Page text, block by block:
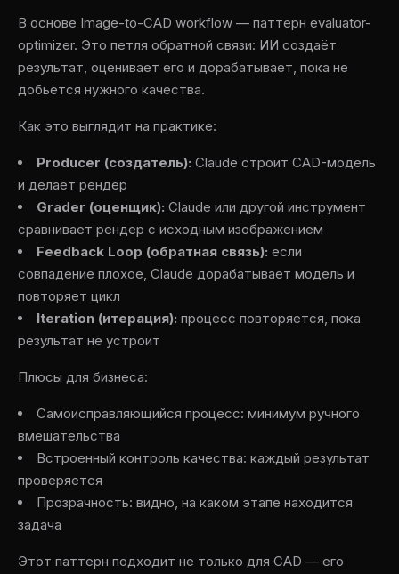
В основе Image-to-CAD workflow — паттерн evaluator-
optimizer. Это петля обратной связи: ИИ создаёт
результат, оценивает его и дорабатывает, пока не
добьётся нужного качества.
Как это выглядит на практике:
Producer (создатель): Claude строит CAD-модель
и делает рендер
Grader (оценщик): Claude или другой инструмент
сравнивает рендер с исходным изображением
Feedback Loop (обратная связь): если
совпадение плохое, Claude дорабатывает модель и
повторяет цикл
Iteration (итерация): процесс повторяется, пока
результат не устроит
Плюсы для бизнеса:
Самоисправляющийся процесс: минимум ручного
вмешательства
Встроенный контроль качества: каждый результат
проверяется
Прозрачность: видно, на каком этапе находится
задача
Этот паттерн подходит не только для CAD — его